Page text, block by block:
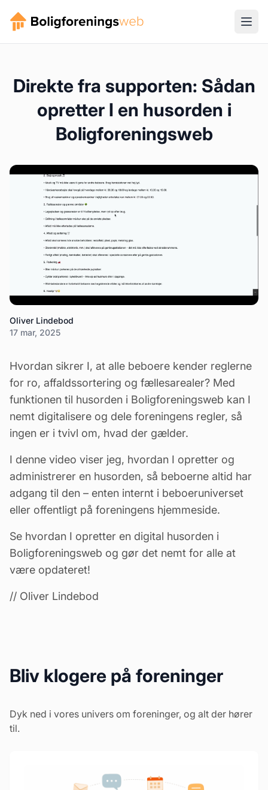
Direkte fra supporten: Sådan
opretter I en husorden i
Boligforeningsweb
Oliver Lindebod
17 mar, 2025
Hvordan sikrer I, at alle beboere kender reglerne
for ro, affaldssortering og fællesarealer? Med
funktionen til husorden i Boligforeningsweb kan I
nemt digitalisere og dele foreningens regler, så
ingen er i tvivl om, hvad der gælder.
I denne video viser jeg, hvordan I opretter og
administrerer en husorden, så beboerne altid har
adgang til den – enten internt i beboeruniverset
eller offentligt på foreningens hjemmeside.
Se hvordan I opretter en digital husorden i
Boligforeningsweb og gør det nemt for alle at
være opdateret!
// Oliver Lindebod
Bliv klogere på foreninger
Dyk ned i vores univers om foreninger, og alt der hører
til.